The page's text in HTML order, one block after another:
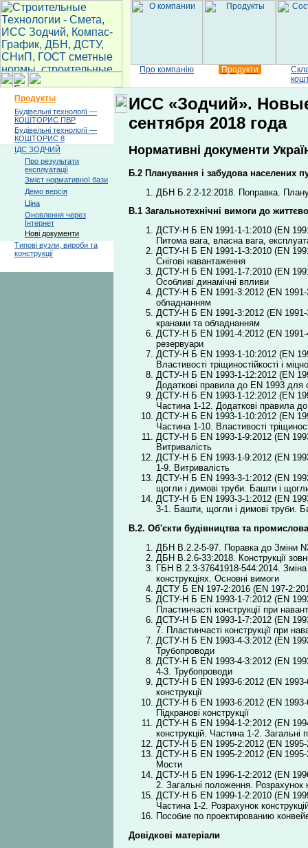
Про компанію Продукти
Продукты
Будівельні технології —
КОШТОРИС ПВР
Будівельні технології —
КОШТОРИС 8
ІДС ЗОДЧИЙ
Про результати
експлуатації
Зміст нормативної бази
Демо версія
Ціна
Оновлення через
Інтернет
Нові документи
Типові вузли, вироби та
конструкції
ИСС «Зодчий».
сентября 2018 года
Нормативні документи
Б.2 Планування і забудова населених
ДБН Б.2.2-12:2018. Поправка.
В.1 Загальнотехнічні вимоги до
ДСТУ-Н Б EN 1991-1-1:2010 (EN
Питома вага, власна вага,
ДСТУ-Н Б EN 1991-1-3:2010 (EN
Снігові навантаження
ДСТУ-Н Б EN 1991-1-7:2010 (EN
Особливі динамічні впливи
ДСТУ-Н Б EN 1991-3:2012 (EN 1991-
обладнанням
ДСТУ-Н Б EN 1991-3:2012 (EN 1991-
кранами та обладнанням
ДСТУ-Н Б EN 1991-4:2012 (EN 1991-
резервуари
ДСТУ-Н Б EN 1993-1-10:2012 (EN
Властивості тріщиностійкості і
ДСТУ-Н Б EN 1993-1-12:2012 (EN
Додаткові правила до EN 1993 для
ДСТУ-Н Б EN 1993-1-12:2012 (EN
Частина 1-12. Додаткові правила
ДСТУ-Н Б EN 1993-1-10:2012 (EN
Частина 1-10. Властивості
ДСТУ-Н Б EN 1993-1-9:2012 (EN
Витривалість
ДСТУ-Н Б EN 1993-1-9:2012 (EN
1-9. Витривалість
ДСТУ-Н Б EN 1993-3-1:2012 (EN
щогли і димові труби. Башти і
ДСТУ-Н Б EN 1993-3-1:2012 (EN
3-1. Башти, щогли і димові труби.
В.2. Об'єкти будівництва та
ДБН В.2.2-5-97. Поравка до Зміни
ДБН В.2.6-33:2018. Конструкції
ГБН В.2.3-37641918-544:2014. Зміна
конструкціях. Основні вимоги
ДСТУ Б EN 197-2:2016 (EN 197-
ДСТУ-Н Б EN 1993-1-7:2012 (EN
Пластинчасті конструкції при
ДСТУ-Н Б EN 1993-1-7:2012 (EN
7. Пластинчасті конструкції при
ДСТУ-Н Б EN 1993-4-3:2012 (EN
Трубопроводи
ДСТУ-Н Б EN 1993-4-3:2012 (EN
4-3. Трубопроводи
ДСТУ-Н Б EN 1993-6:2012 (EN 1993-
конструкції
ДСТУ-Н Б EN 1993-6:2012 (EN 1993-
Підкранові конструкції
ДСТУ-Н Б EN 1994-1-2:2012 (EN
конструкцій. Частина 1-2. Загальні
ДСТУ-Н Б EN 1995-2:2012 (EN 1995-
ДСТУ-Н Б EN 1995-2:2012 (EN 1995-
Мости
ДСТУ-Н Б EN 1996-1-2:2012 (EN
2. Загальні положення. Розрахунок
ДСТУ-Н Б EN 1999-1-2:2010 (EN
Частина 1-2. Розрахунок
Пособие по проектированию
Довідкові матеріали